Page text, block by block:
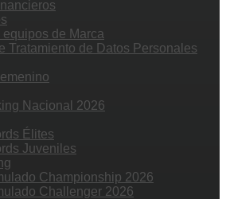
equipos de Marca
Tratamiento de Datos Personales
Nacional 2026
Élites
Juveniles
Championship 2026
Challenger 2026